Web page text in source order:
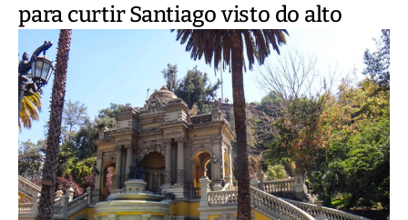
para curtir Santiago visto do alto